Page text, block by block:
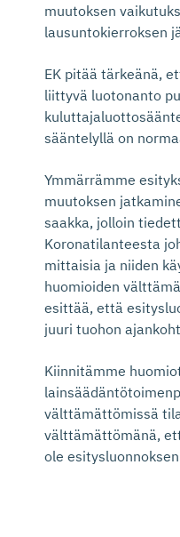
muutoksen
lausuntokierroksen
EK pitää tärkeänä,
liittyvä luotonanto
sääntelyllä on
Ymmärrämme
muutoksen
saakka, jolloin
Koronatilanteesta
mittaisia ja niiden
huomioiden
esittää, että
juuri tuohon
Kiinnitämme
välttämättömissä
välttämättömänä,
ole